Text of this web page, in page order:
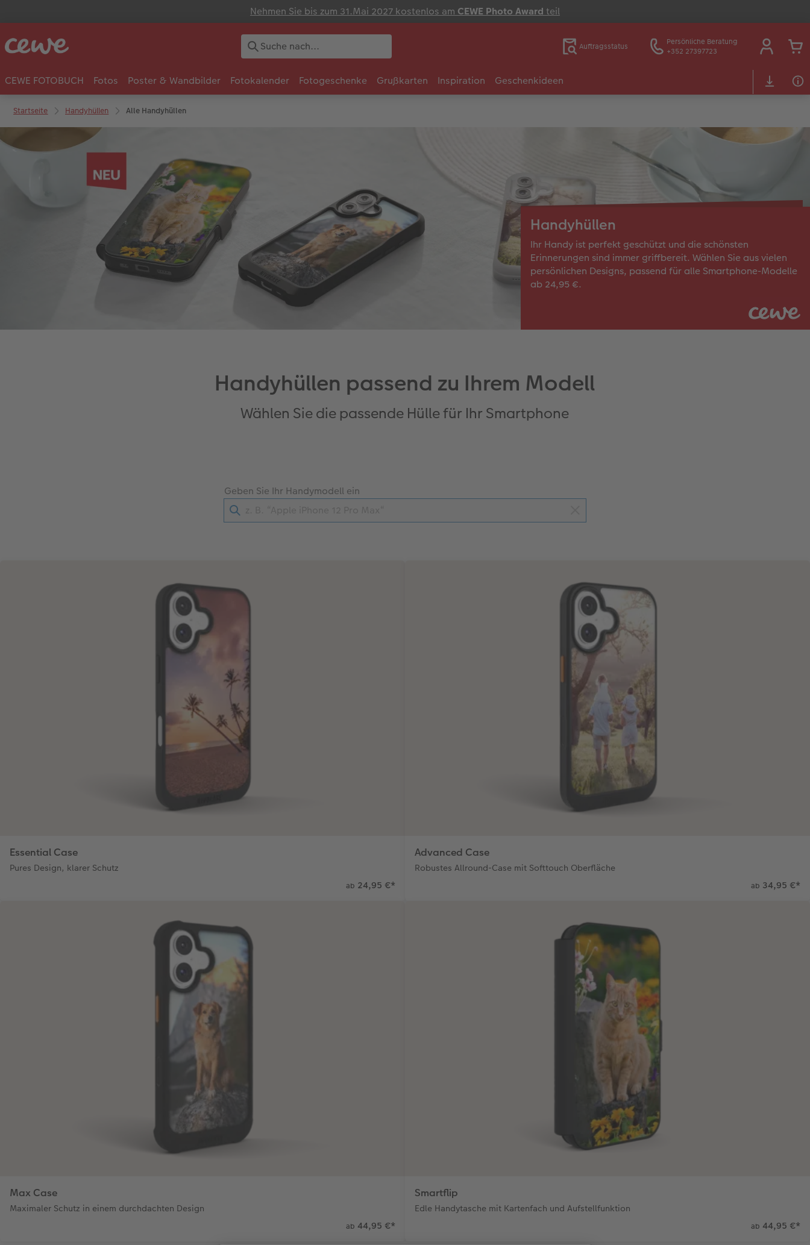
Nehmen Sie bis zum 31.Mai 2027 kostenlos am CEWE Photo Award teil
Auftragsstatus
Persönliche Beratung
+352 27397723
CEWE FOTOBUCH Fotos Poster & Wandbilder Fotokalender Fotogeschenke Grußkarten Inspiration Geschenkideen
Startseite Handyhüllen Alle Handyhüllen
Handyhüllen
Ihr Handy ist perfekt geschützt und die schönsten
Erinnerungen sind immer griffbereit. Wählen Sie aus vielen
persönlichen Designs, passend für alle Smartphone-Modelle
ab 24,95 €.
Handyhüllen passend zu Ihrem Modell
Wählen Sie die passende Hülle für Ihr Smartphone
Geben Sie Ihr Handymodell ein
Essential Case
Pures Design, klarer Schutz
ab 24,95 €*
Advanced Case
Robustes Allround-Case mit Softtouch Oberfläche
ab 34,95 €*
Max Case
Maximaler Schutz in einem durchdachten Design
ab 44,95 €*
Smartflip
Edle Handytasche mit Kartenfach und Aufstellfunktion
ab 44,95 €*